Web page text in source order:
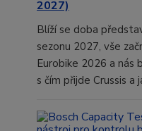
2027)
Blíží se doba
sezonu 2027, vše
Eurobike 2026 a nás
s čím přijde Crussis a